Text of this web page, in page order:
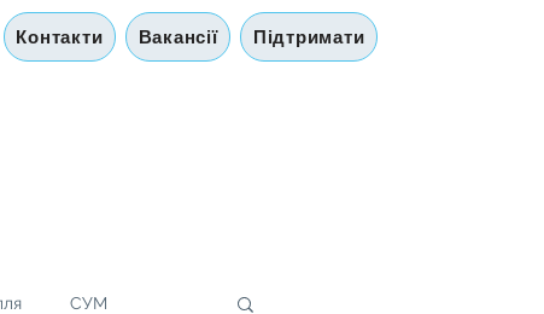
Контакти Вакансії Підтримати
СУМ